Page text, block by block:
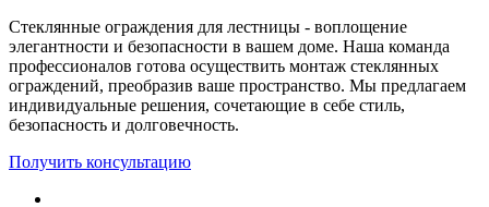
Стеклянные ограждения для лестницы - воплощение
элегантности и безопасности в вашем доме. Наша команда
профессионалов готова осуществить монтаж стеклянных
ограждений, преобразив ваше пространство. Мы предлагаем
индивидуальные решения, сочетающие в себе стиль,
безопасность и долговечность.
Получить консультацию